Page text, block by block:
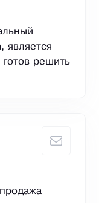
является
решить